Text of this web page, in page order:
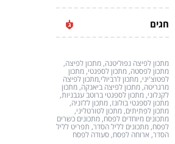
חגים
מתכון לפיצה נפוליטנה, מתכון לפיצה,
מתכון לפסטה, מתכון לספגטי, מתכון
לפטוצ'יני, מתכון לרביולי,מתכון לפיצה
מרגריטה, מתכון לפיצה ביאנקה, מתכון
לקנלוני, מתכון לספגטי ברוטב עגבניות,
מתכון לספגטי בולונז, מתכון ללזניה,
מתכון לפתיתים, מתכון לטורטליני,
מתכונים מיוחדים לפסח, מתכונים כשרים
לפסח, מתכונים לליל הסדר, תפריט לליל
הסדר, ארוחה לפסח, סעודה לפסח